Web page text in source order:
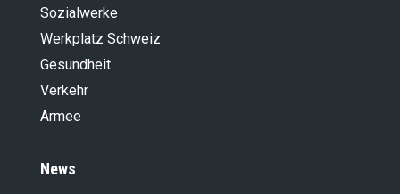
Sozialwerke
Werkplatz Schweiz
Gesundheit
Verkehr
Armee
News